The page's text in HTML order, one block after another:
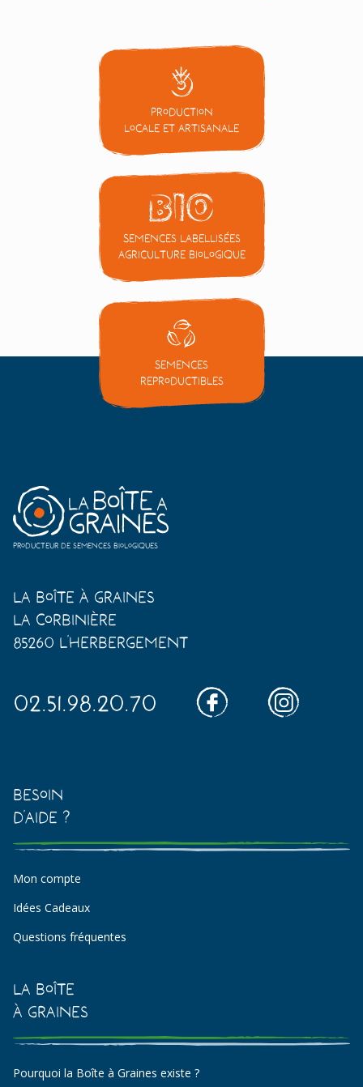
Production
locale et artisanale
Semences labellisées
Agriculture Biologique
Semences
reproductibles
Producteur de semences biologiques
La Boîte à Graines
La Corbinière
85260 L'Herbergement
02.51.98.20.70
Besoin
d'aide ?
Mon compte
Idées Cadeaux
Questions fréquentes
La Boîte
à Graines
Pourquoi la Boîte à Graines existe ?